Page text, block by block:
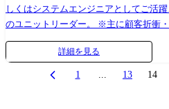
す。 ②公共ビジネス事業部:官公庁や自
に携わっております。 特に官公庁に関
で受注しており、エンドユーザーと近
要な開発に携わることができます。
新規顧客獲得から行うため、要件定義
しくはシステムエンジニアとしてご活
のユニットリーダー。 ※主に顧客折衝・調整や管理作業を担当します
が、少人数チーム(ユニット)のため、
ス:Oracle ※アジャイル開発
詳細を見る
1 ... 13 14